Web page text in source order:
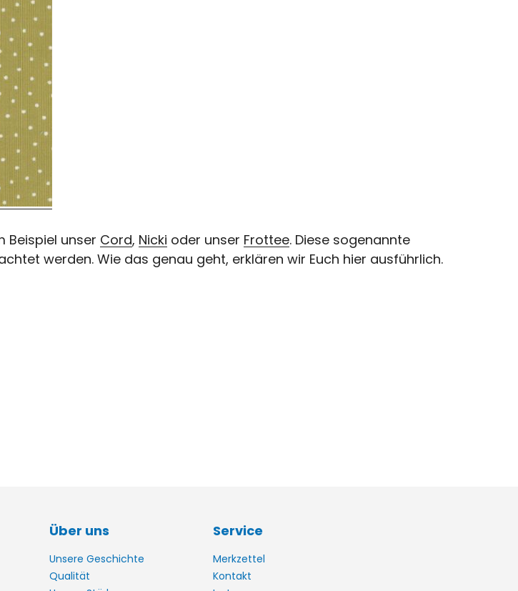
Beispiel unser Cord, Nicki oder unser Frottee. Diese sogenannte
werden. Wie das genau geht, erklären wir Euch hier ausführlich.
Über uns
Unsere Geschichte
Qualität
Service
Merkzettel
Kontakt